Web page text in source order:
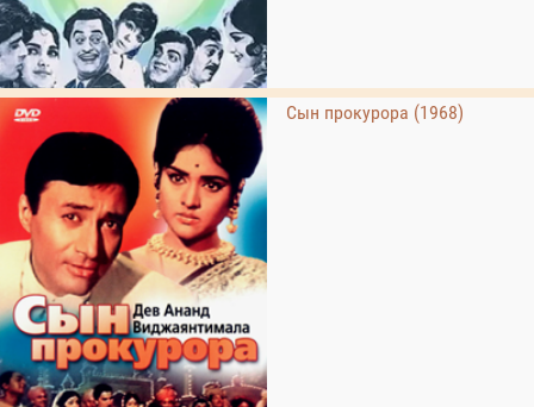
Сын прокурора (1968)